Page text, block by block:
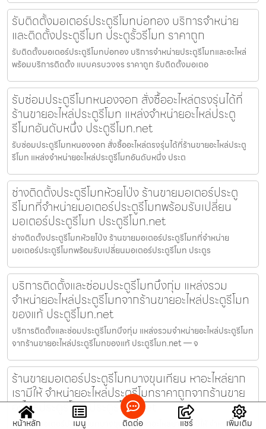
รับติดตั้งมอเตอร์ประตูรีโมทบ่อทอง บริการจำหน่าย
และติดตั้งประตูรีโมท ประตูรั้วรีโมท ราคาถูก
รับติดตั้งมอเตอร์ประตูรีโมทบ่อทอง บริการจำหน่ายประตูรีโมทและอะไหล่
พร้อมบริการติดตั้ง แบบครบวงจร ราคาถูก รับติดตั้งมอเตอ
รับซ่อมประตูรีโมทหนองจอก สั่งซื้ออะไหล่ตรงรุ่นได้ที่
ร้านขายอะไหล่ประตูรีโมท แหล่งจำหน่ายอะไหล่ประตู
รีโมทอันดับหนึ่ง ประตูรีโมท.net
รับซ่อมประตูรีโมทหนองจอก สั่งซื้ออะไหล่ตรงรุ่นได้ที่ร้านขายอะไหล่ประตู
รีโมท แหล่งจำหน่ายอะไหล่ประตูรีโมทอันดับหนึ่ง ประต
ช่างติดตั้งประตูรีโมทห้วยโป่ง ร้านขายมอเตอร์ประตู
รีโมทที่จำหน่ายมอเตอร์ประตูรีโมทพร้อมรับเปลี่ยน
มอเตอร์ประตูรีโมท ประตูรีโมท.net
ช่างติดตั้งประตูรีโมทห้วยโป่ง ร้านขายมอเตอร์ประตูรีโมทที่จำหน่าย
มอเตอร์ประตูรีโมทพร้อมรับเปลี่ยนมอเตอร์ประตูรีโมท ประตูร
บริการติดตั้งและซ่อมประตูรีโมทบึงกุ่ม แหล่งรวม
จำหน่ายอะไหล่ประตูรีโมทจากร้านขายอะไหล่ประตูรีโมท
ของแท้ ประตูรีโมท.net
บริการติดตั้งและซ่อมประตูรีโมทบึงกุ่ม แหล่งรวมจำหน่ายอะไหล่ประตูรีโมท
จากร้านขายอะไหล่ประตูรีโมทของแท้ ประตูรีโมท.net — จ
ร้านขายมอเตอร์ประตูรีโมทบางขุนเทียน หาอะไหล่ยาก
เรามีให้ จำหน่ายอะไหล่ประตูรีโมทราคาถูกจากร้านขาย
อะไหล่ประตูรีโมท ประตูรีโมท.net
ร้านขายมอเตอร์ประตูรีโมทบางขุนเทียน หาอะไหล่ยากเรามีให้ จำหน่าย
หน้าหลัก เมนู ติดต่อ แชร์ เพิ่มเติม